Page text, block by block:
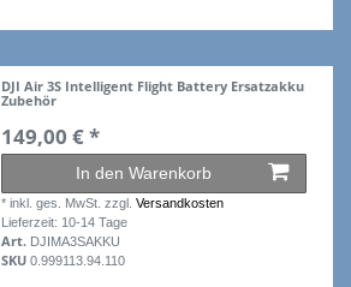
DJI Air 3S Intelligent Flight Battery Ersatzakku
Zubehör
149,00 € *
In den Warenkorb
*inkl. ges. MwSt. zzgl.Versandkosten
Lieferzeit: 10-14 Tage
Art. DJIMA3SAKKU
SKU0.999113.94.110